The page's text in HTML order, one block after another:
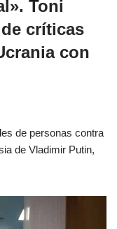
Toni
críticas
con
de personas contra
de Vladimir Putin,